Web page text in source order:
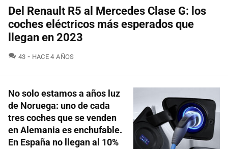
Del Renault R5 al Mercedes Clase G: los
coches eléctricos más esperados que
llegan en 2023
43 COMENTARIOS
HACE 4 AÑOS
No solo estamos a años luz
de Noruega: uno de cada
tres coches que se venden
en Alemania es enchufable.
En España no llegan al 10%